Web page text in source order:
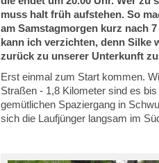
muss halt früh aufstehen. So
am Samstagmorgen kurz nach
kann ich verzichten, denn Silke
zurück zu unserer Unterkunft
Erst einmal zum Start kommen.
Straßen - 1,8 Kilometer sind es
gemütlichen Spaziergang in
sich die Laufjünger langsam im